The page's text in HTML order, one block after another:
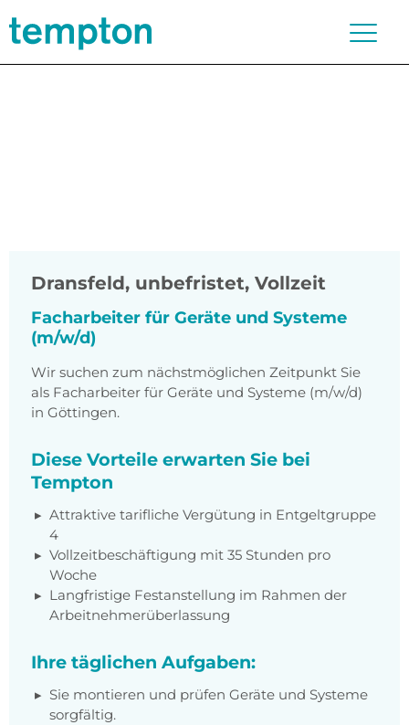
Dransfeld, unbefristet, Vollzeit
Facharbeiter für Geräte und Systeme
(m/w/d)
Wir suchen zum nächstmöglichen Zeitpunkt Sie
als Facharbeiter für Geräte und Systeme (m/w/d)
in Göttingen.
Diese Vorteile erwarten Sie bei
Tempton
Attraktive tarifliche Vergütung in Entgeltgruppe
4
Vollzeitbeschäftigung mit 35 Stunden pro
Woche
Langfristige Festanstellung im Rahmen der
Arbeitnehmerüberlassung
Ihre täglichen Aufgaben:
Sie montieren und prüfen Geräte und Systeme
sorgfältig.